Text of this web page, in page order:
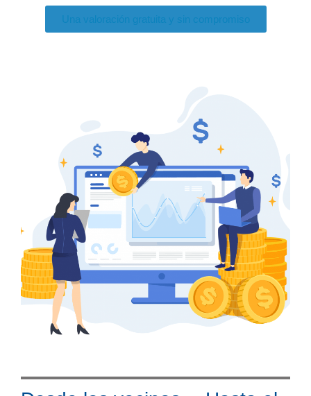
Una valoración gratuita y sin compromiso